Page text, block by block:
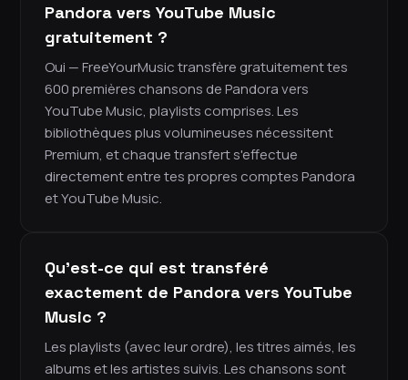
Pandora vers YouTube Music
gratuitement ?
Oui — FreeYourMusic transfère gratuitement tes
600 premières chansons de Pandora vers
YouTube Music, playlists comprises. Les
bibliothèques plus volumineuses nécessitent
Premium, et chaque transfert s'effectue
directement entre tes propres comptes Pandora
et YouTube Music.
Qu'est-ce qui est transféré
exactement de Pandora vers YouTube
Music ?
Les playlists (avec leur ordre), les titres aimés, les
albums et les artistes suivis. Les chansons sont